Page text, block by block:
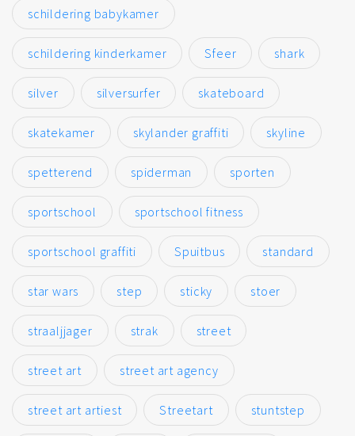
schildering babykamer
schildering kinderkamer Sfeer shark
silver silversurfer skateboard
skatekamer skylander graffiti skyline
spetterend spiderman sporten
sportschool sportschool fitness
sportschool graffiti Spuitbus standard
star wars step sticky stoer
straaljjager strak street
street art street art agency
street art artiest Streetart stuntstep